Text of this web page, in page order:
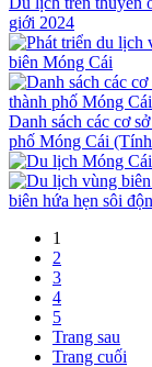
giới 2024
biên Móng Cái
Danh sách các cơ
phố Móng Cái
biên hứa hẹn sôi
1
2
3
4
5
Trang sau
Trang cuối